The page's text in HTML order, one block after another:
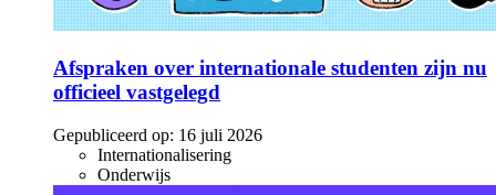
Afspraken over internationale studenten zijn nu
officieel vastgelegd
Gepubliceerd op: 16 juli 2026
Internationalisering
Onderwijs